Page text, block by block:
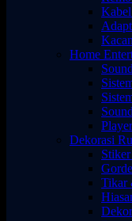
Home
Dekorasi
Tikar